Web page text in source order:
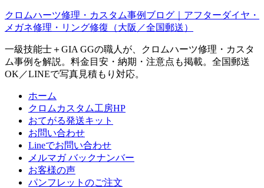
クロムハーツ修理・カスタム事例ブログ｜アフターダイヤ・
メガネ修理・リング修復（大阪／全国郵送）
一級技能士＋GIA GGの職人が、クロムハーツ修理・カスタ
ム事例を解説。料金目安・納期・注意点も掲載。全国郵送
OK／LINEで写真見積もり対応。
ホーム
クロムカスタム工房HP
おてがる発送キット
お問い合わせ
Lineでお問い合わせ
メルマガ バックナンバー
お客様の声
パンフレットのご注文